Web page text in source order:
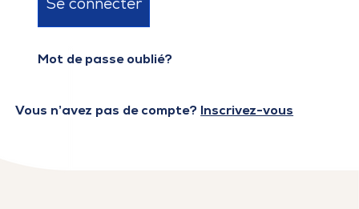
Mot de passe oublié?
Vous n’avez pas de compte? Inscrivez-vous